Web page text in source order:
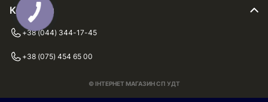
Контакти
+38 (044) 344-17-45
+38 (075) 454 65 00
© ІНТЕРНЕТ МАГАЗИН СП УДТ